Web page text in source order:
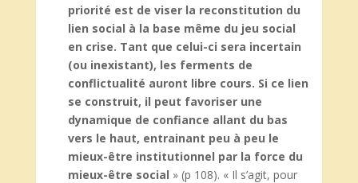
priorité est de viser la reconstitution du
lien social à la base même du jeu social
en crise. Tant que celui-ci sera incertain
(ou inexistant), les ferments de
conflictualité auront libre cours. Si ce lien
se construit, il peut favoriser une
dynamique de confiance allant du bas
vers le haut, entrainant peu à peu le
mieux-être institutionnel par la force du
mieux-être social » (p 108). « Il s’agit, pour